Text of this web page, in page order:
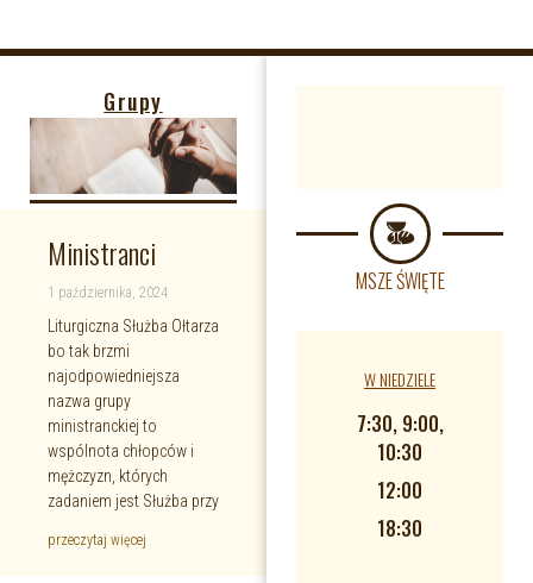
Grupy
Ministranci
1 października, 2024
Liturgiczna Służba Ołtarza
bo tak brzmi
najodpowiedniejsza
nazwa grupy
ministranckiej to
wspólnota chłopców i
mężczyzn, których
zadaniem jest Służba przy
przeczytaj więcej
MSZE ŚWIĘTE
W NIEDZIELE
7:30, 9:00,
10:30
12:00
18:30